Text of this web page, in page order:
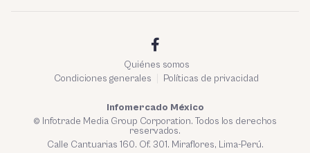
Quiénes somos
Condiciones generales
Políticas de privacidad
Infomercado México
© Infotrade Media Group Corporation. Todos los derechos
reservados.
Calle Cantuarias 160. Of. 301. Miraflores, Lima-Perú.